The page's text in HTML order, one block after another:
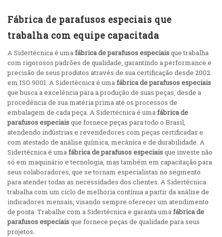
Fábrica de parafusos especiais que
trabalha com equipe capacitada
A Sidertécnica é umafábrica de parafusos especiaisque trabalha
com rigorosos padrões de qualidade, garantindo a performance e
precisão de seus produtos através de sua certificação desde 2002
em ISO 9001. A Sidertécnica é umafábrica de parafusos especiais
que busca a excelência para a produção de suas peças, desde a
procedência de sua matéria prima até os processos de
embalagem de cada peça. A Sidertécnica é umafábrica de
parafusos especiaisque fornece peças para todo o Brasil,
atendendo indústrias e revendedores com peças certificadas e
com atestado de análise química, mecânica e de durabilidade. A
Sidertécnica é umafábrica de parafusos especiaisque investe não
só em maquinário e tecnologia, mas também em capacitação para
seus colaboradores, que se tornam especialistas no segmento
para atender todas as necessidades dos clientes. A Sidertécnica
trabalha com um ciclo de melhoria contínua a partir da análise de
indicadores mensais, visando sempre oferecer um atendimento
de ponta. Trabalhe com a Sidertécnica e garanta umafábrica de
parafusos especiaisque fornece peças de qualidade para seus
projetos.